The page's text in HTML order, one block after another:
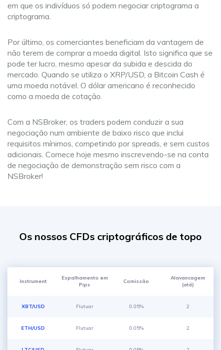
em que os indivíduos só podem negociar criptograma a
criptograma.
Por último, os comerciantes beneficiam da vantagem de
não terem de comprar a moeda digital. Isto significa que se
pode ter lucro, mesmo apesar da subida e descida do
mercado. Quando se utiliza o XRP/USD, a Bitcoin Cash é
uma moeda notável. O dólar americano é reconhecido
como a moeda de cotação.
Com a NSBroker, os traders podem conduzir a sua
negociação num ambiente de baixo risco que inclui
requisitos mínimos, competindo por spreads, e sem custos
adicionais. Comece hoje mesmo inscrevendo-se na conta
de negociação de demonstração sem risco com a
NSBroker!
Os nossos CFDs criptográficos de topo
Instrument
Espalhamento em
Pips
Comissão
Alavancagem
(até)
XBT/USD Flutuar 0.05% 2
ETH/USD Flutuar 0.05% 2